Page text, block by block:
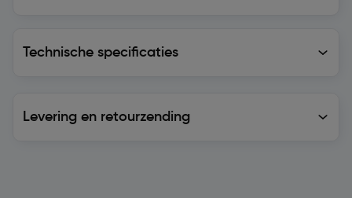
Technische specificaties
Levering en retourzending